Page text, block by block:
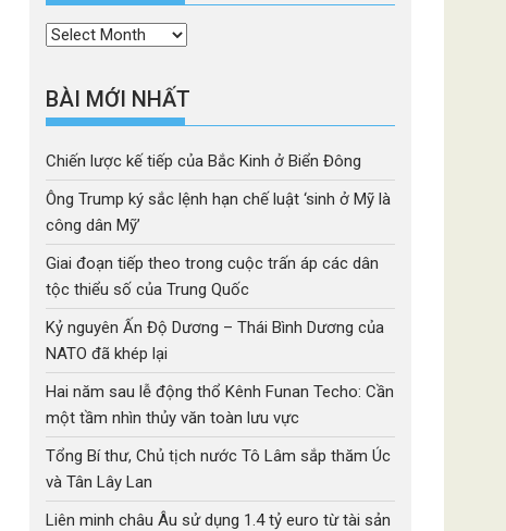
Thời
BÀI MỚI NHẤT
Chiến lược kế tiếp của Bắc Kinh ở Biển Đông
Ông Trump ký sắc lệnh hạn chế luật ‘sinh ở Mỹ là
công dân Mỹ’
Giai đoạn tiếp theo trong cuộc trấn áp các dân
tộc thiểu số của Trung Quốc
Kỷ nguyên Ấn Độ Dương – Thái Bình Dương của
NATO đã khép lại
Hai năm sau lễ động thổ Kênh Funan Techo: Cần
một tầm nhìn thủy văn toàn lưu vực
Tổng Bí thư, Chủ tịch nước Tô Lâm sắp thăm Úc
và Tân Lây Lan
Liên minh châu Âu sử dụng 1.4 tỷ euro từ tài sản